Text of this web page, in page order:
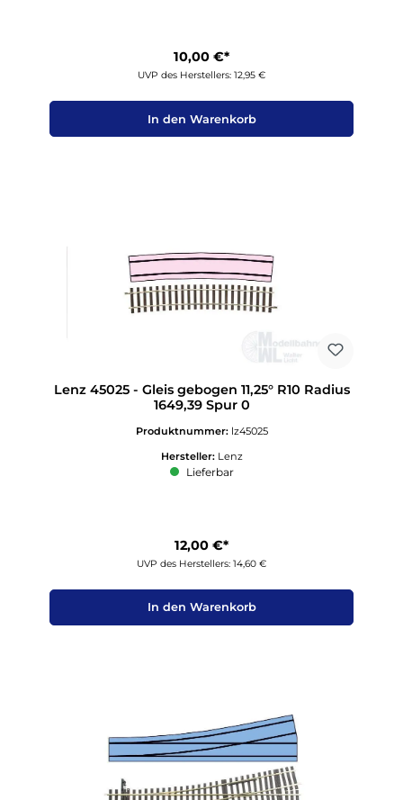
10,00 €*
UVP des Herstellers: 12,95 €
In den Warenkorb
Lenz 45025 - Gleis gebogen 11,25° R10 Radius
1649,39 Spur 0
Produktnummer: lz45025
Hersteller: Lenz
Lieferbar
12,00 €*
UVP des Herstellers: 14,60 €
In den Warenkorb